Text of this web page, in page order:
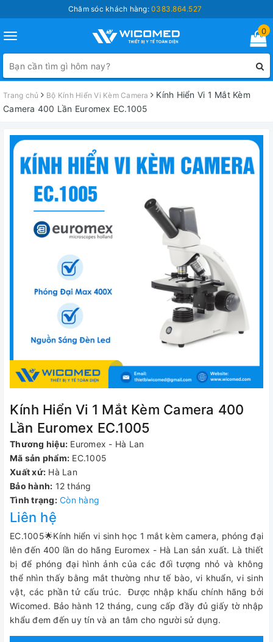
Chăm sóc khách hàng:0383.864.527
Toggle
navigation
0
Trang chủ Bộ Kính Hiển Vi Kèm Camera
Kính Hiển Vi 1 Mắt Kèm
Camera 400 Lần Euromex EC.1005
Kính Hiển Vi 1 Mắt Kèm Camera 400
Lần Euromex EC.1005
Thương hiệu: Euromex - Hà Lan
Mã sản phẩm: EC.1005
Xuất xứ: Hà Lan
Bảo hành: 12 tháng
Tình trạng: Còn hàng
Liên hệ
EC.1005🌟Kính hiển vi sinh học 1 mắt kèm camera, phóng đại
lên đến 400 lần do hãng Euromex - Hà Lan sản xuất. Là thiết
bị để phóng đại hình ảnh của các đối tượng nhỏ và không
thể nhìn thấy bằng mắt thường như tế bào, vi khuẩn, vi sinh
vật, các phần tử cấu trúc.
Được nhập khẩu chính hãng bởi
Wicomed. Bảo hành 12 tháng, cung cấp đầy đủ giấy tờ nhập
khẩu đem đến uy tín và an tâm cho người sử dụng.